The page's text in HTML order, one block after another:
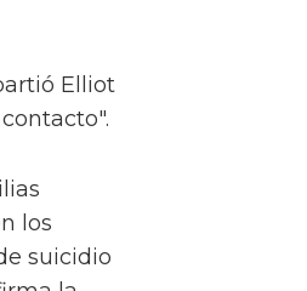
Elliot
los
suicidio